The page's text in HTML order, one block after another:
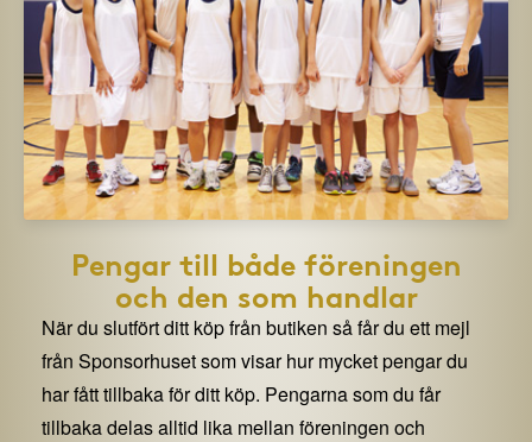
Pengar till både föreningen
och den som handlar
När du slutfört ditt köp från butiken så får du ett mejl
från Sponsorhuset som visar hur mycket pengar du
har fått tillbaka för ditt köp. Pengarna som du får
tillbaka delas alltid lika mellan föreningen och